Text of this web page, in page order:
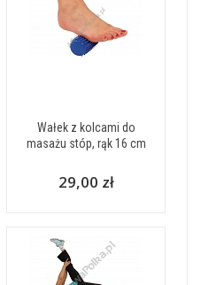
Wałek z kolcami do
masażu stóp, rąk 16 cm
29,00 zł